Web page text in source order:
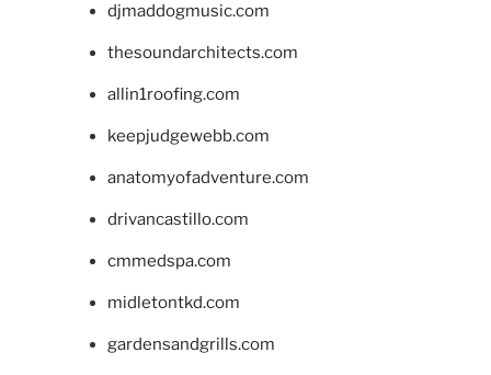
djmaddogmusic.com
thesoundarchitects.com
allin1roofing.com
keepjudgewebb.com
anatomyofadventure.com
drivancastillo.com
cmmedspa.com
midletontkd.com
gardensandgrills.com